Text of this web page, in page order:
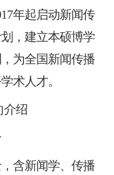
年起启动新闻传
，建立本硕博学
为全国新闻传播
术人才。
介绍
含新闻学、传播